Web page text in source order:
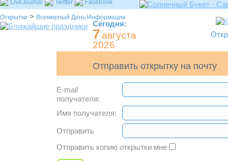
LiveJournal Twitter Facebook
Открытки > Всемирный День Информации
Сегодня:
7августа
2026
Отправить открытку на почту
E-mail
получателя:
Имя получателя:
Отправить
Отправить копию открытки мне